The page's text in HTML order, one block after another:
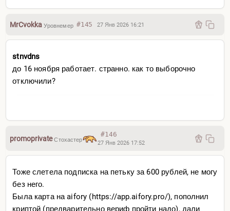
MrCvokkaУровнемер #145 27 Янв 2026 16:21
stnvdns
до 16 ноября работает. странно. как то выборочно
отключили?
promoprivateСтохастер
#146
27 Янв 2026 17:52
Тоже слетела подписка на петьку за 600 рублей, не могу
без него.
Была карта на aifory (https://app.aifory.pro/), пополнил
криптой (предварительно вериф пройти надо), дали